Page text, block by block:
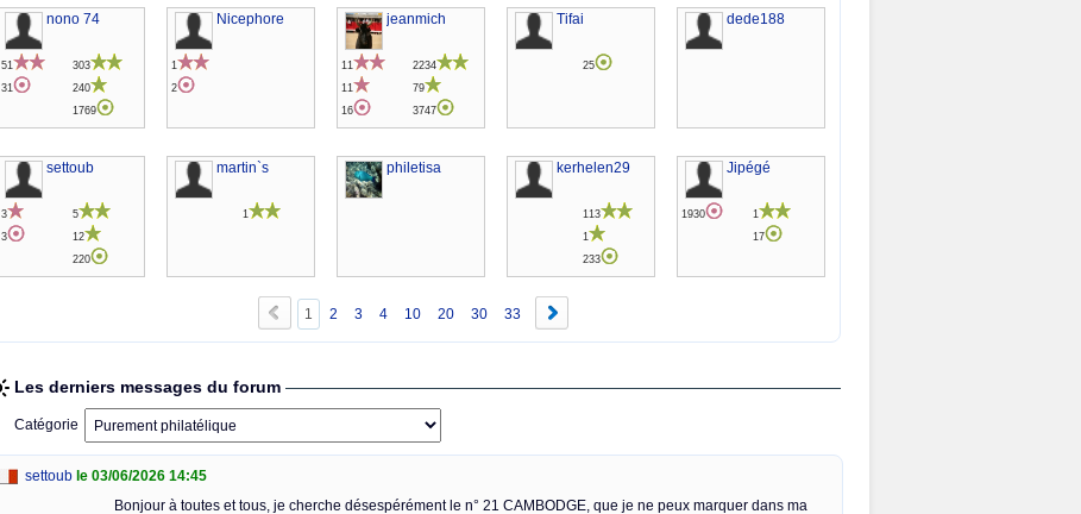
nono 74
51
31
303
240
1769
Nicephore
1
2
jeanmich
11
11
16
2234
79
3747
Tifai
25
dede188
settoub
3
3
5
12
220
martin`s
1
philetisa kerhelen29
113
1
233
Jipégé
1930
1
17
1 2 3 4 10 20 30 33
Les derniers messages du forum
Catégorie
settoub le 03/06/2026 14:45
Bonjour à toutes et tous, je cherche désespérément le n° 21 CAMBODGE, que je ne peux marquer dans ma